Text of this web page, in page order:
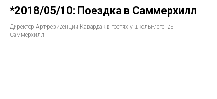
*2018/05/10: Поездка в Саммерхилл
Директор Арт-резиденции Кавардак в гостях у школы-легенды
Саммерхилл